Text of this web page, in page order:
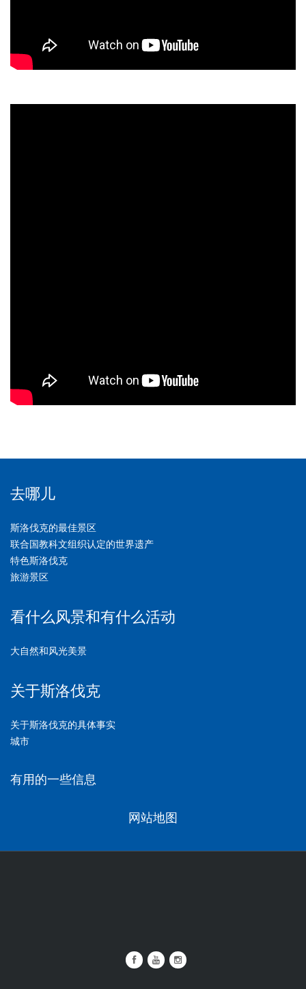
去哪儿
斯洛伐克的最佳景区
联合国教科文组织认定的世界遗产
特色斯洛伐克
旅游景区
看什么风景和有什么活动
大自然和风光美景
关于斯洛伐克
关于斯洛伐克的具体事实
城市
有用的一些信息
网站地图